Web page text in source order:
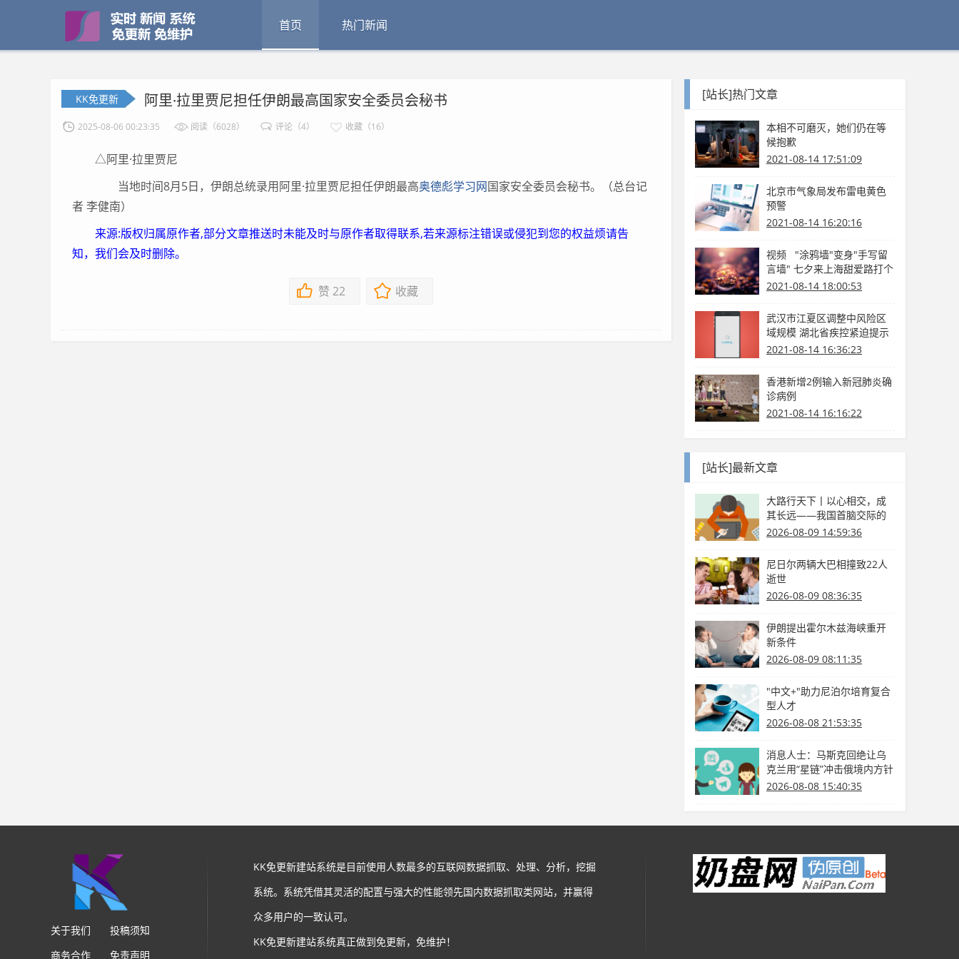
首页 热门新闻
KK免更新 阿里·拉里贾尼担任伊朗最高国家安全委员会秘书
2025-08-06 00:23:35 阅读（6028） 评论（4） 收藏（16）
△阿里·拉里贾尼
当地时间8月5日，伊朗总统录用阿里·拉里贾尼担任伊朗最高奥德彪学习网国家安全委员会秘书。（总台记
者 李健南）
来源:版权归属原作者,部分文章推送时未能及时与原作者取得联系,若来源标注错误或侵犯到您的权益烦请告
知，我们会及时删除。
赞 22 收藏
[站长]热门文章
本相不可磨灭，她们仍在等
候抱歉
2021-08-14 17:51:09
北京市气象局发布雷电黄色
预警
2021-08-14 16:20:16
视频 "涂鸦墙"变身"手写留
言墙" 七夕来上海甜爱路打个
卡吧
2021-08-14 18:00:53
武汉市江夏区调整中风险区
域规模 湖北省疾控紧迫提示
2021-08-14 16:36:23
香港新增2例输入新冠肺炎确
诊病例
2021-08-14 16:16:22
[站长]最新文章
大路行天下丨以心相交，成
其长远——我国首脑交际的
国际情怀与大国气度
2026-08-09 14:59:36
尼日尔两辆大巴相撞致22人
逝世
2026-08-09 08:36:35
伊朗提出霍尔木兹海峡重开
新条件
2026-08-09 08:11:35
"中文+"助力尼泊尔培育复合
型人才
2026-08-08 21:53:35
消息人士：马斯克回绝让乌
克兰用“星链”冲击俄境内方针
2026-08-08 15:40:35
关于我们
投稿须知
商务合作
免责声明
KK免更新建站系统是目前使用人数最多的互联网数据抓取、处理、分析，挖掘
系统。系统凭借其灵活的配置与强大的性能领先国内数据抓取类网站，并赢得
众多用户的一致认可。
KK免更新建站系统真正做到免更新，免维护！